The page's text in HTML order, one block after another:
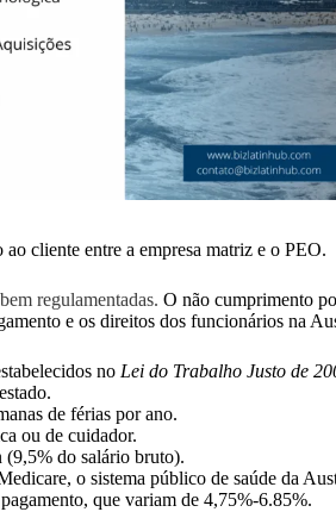
cliente entre a empresa matriz e o PEO.
regulamentadas. O não cumprimento
e os direitos dos funcionários na
no Lei do Trabalho Justo de
de férias por ano.
ou de cuidador.
(9,5% do salário bruto).
o sistema público de saúde da
que variam de 4,75%-6.85%.